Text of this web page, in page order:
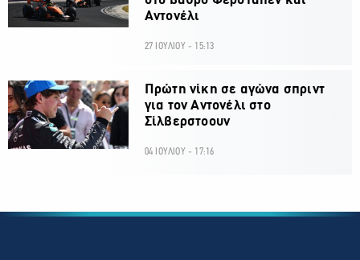
Αντονέλι
27 ΙΟΥΛΙΟΥ - 15:13
Πρώτη νίκη σε αγώνα σπριντ
για τον Αντονέλι στο
Σίλβερστοουν
04 ΙΟΥΛΙΟΥ - 17:16